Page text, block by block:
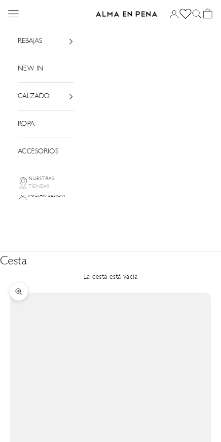
Alma en Pena
Menú Iniciar sesión
Buscar
Cesta
REBAJAS
NEW IN
CALZADO
ROPA
ACCESORIOS
NUESTRAS
TIENDAS
INICIAR SESIÓN
Cesta
La cesta está vacía
Zoom